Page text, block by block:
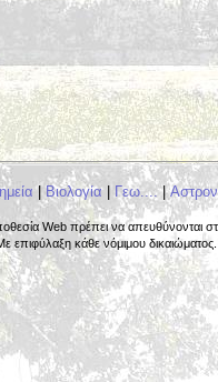
| Βιολογία Γεω....|
Web πρέπει να απευθύνονται
επιφύλαξη κάθε νόμιμου